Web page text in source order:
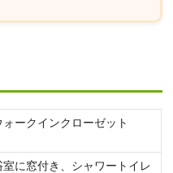
ークインクローゼット
に窓付き、シャワートイレ